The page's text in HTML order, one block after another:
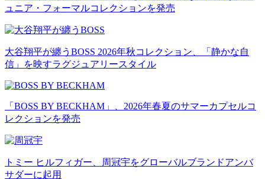
ュニア・フォーマルコレクションを発売
大谷翔平が纏うBOSS 2026年秋コレクション、「静かな自
信」を映すラグジュアリースタイル
「BOSS BY BECKHAM」、2026年春夏のサマーカプセルコ
レクションを発売
トミー ヒルフィガー、周冠宇をグローバルブランドアンバ
サダーに起用